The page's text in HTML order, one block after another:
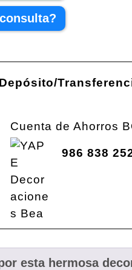
Cuenta de Ahorros
986 838
esta hermosa